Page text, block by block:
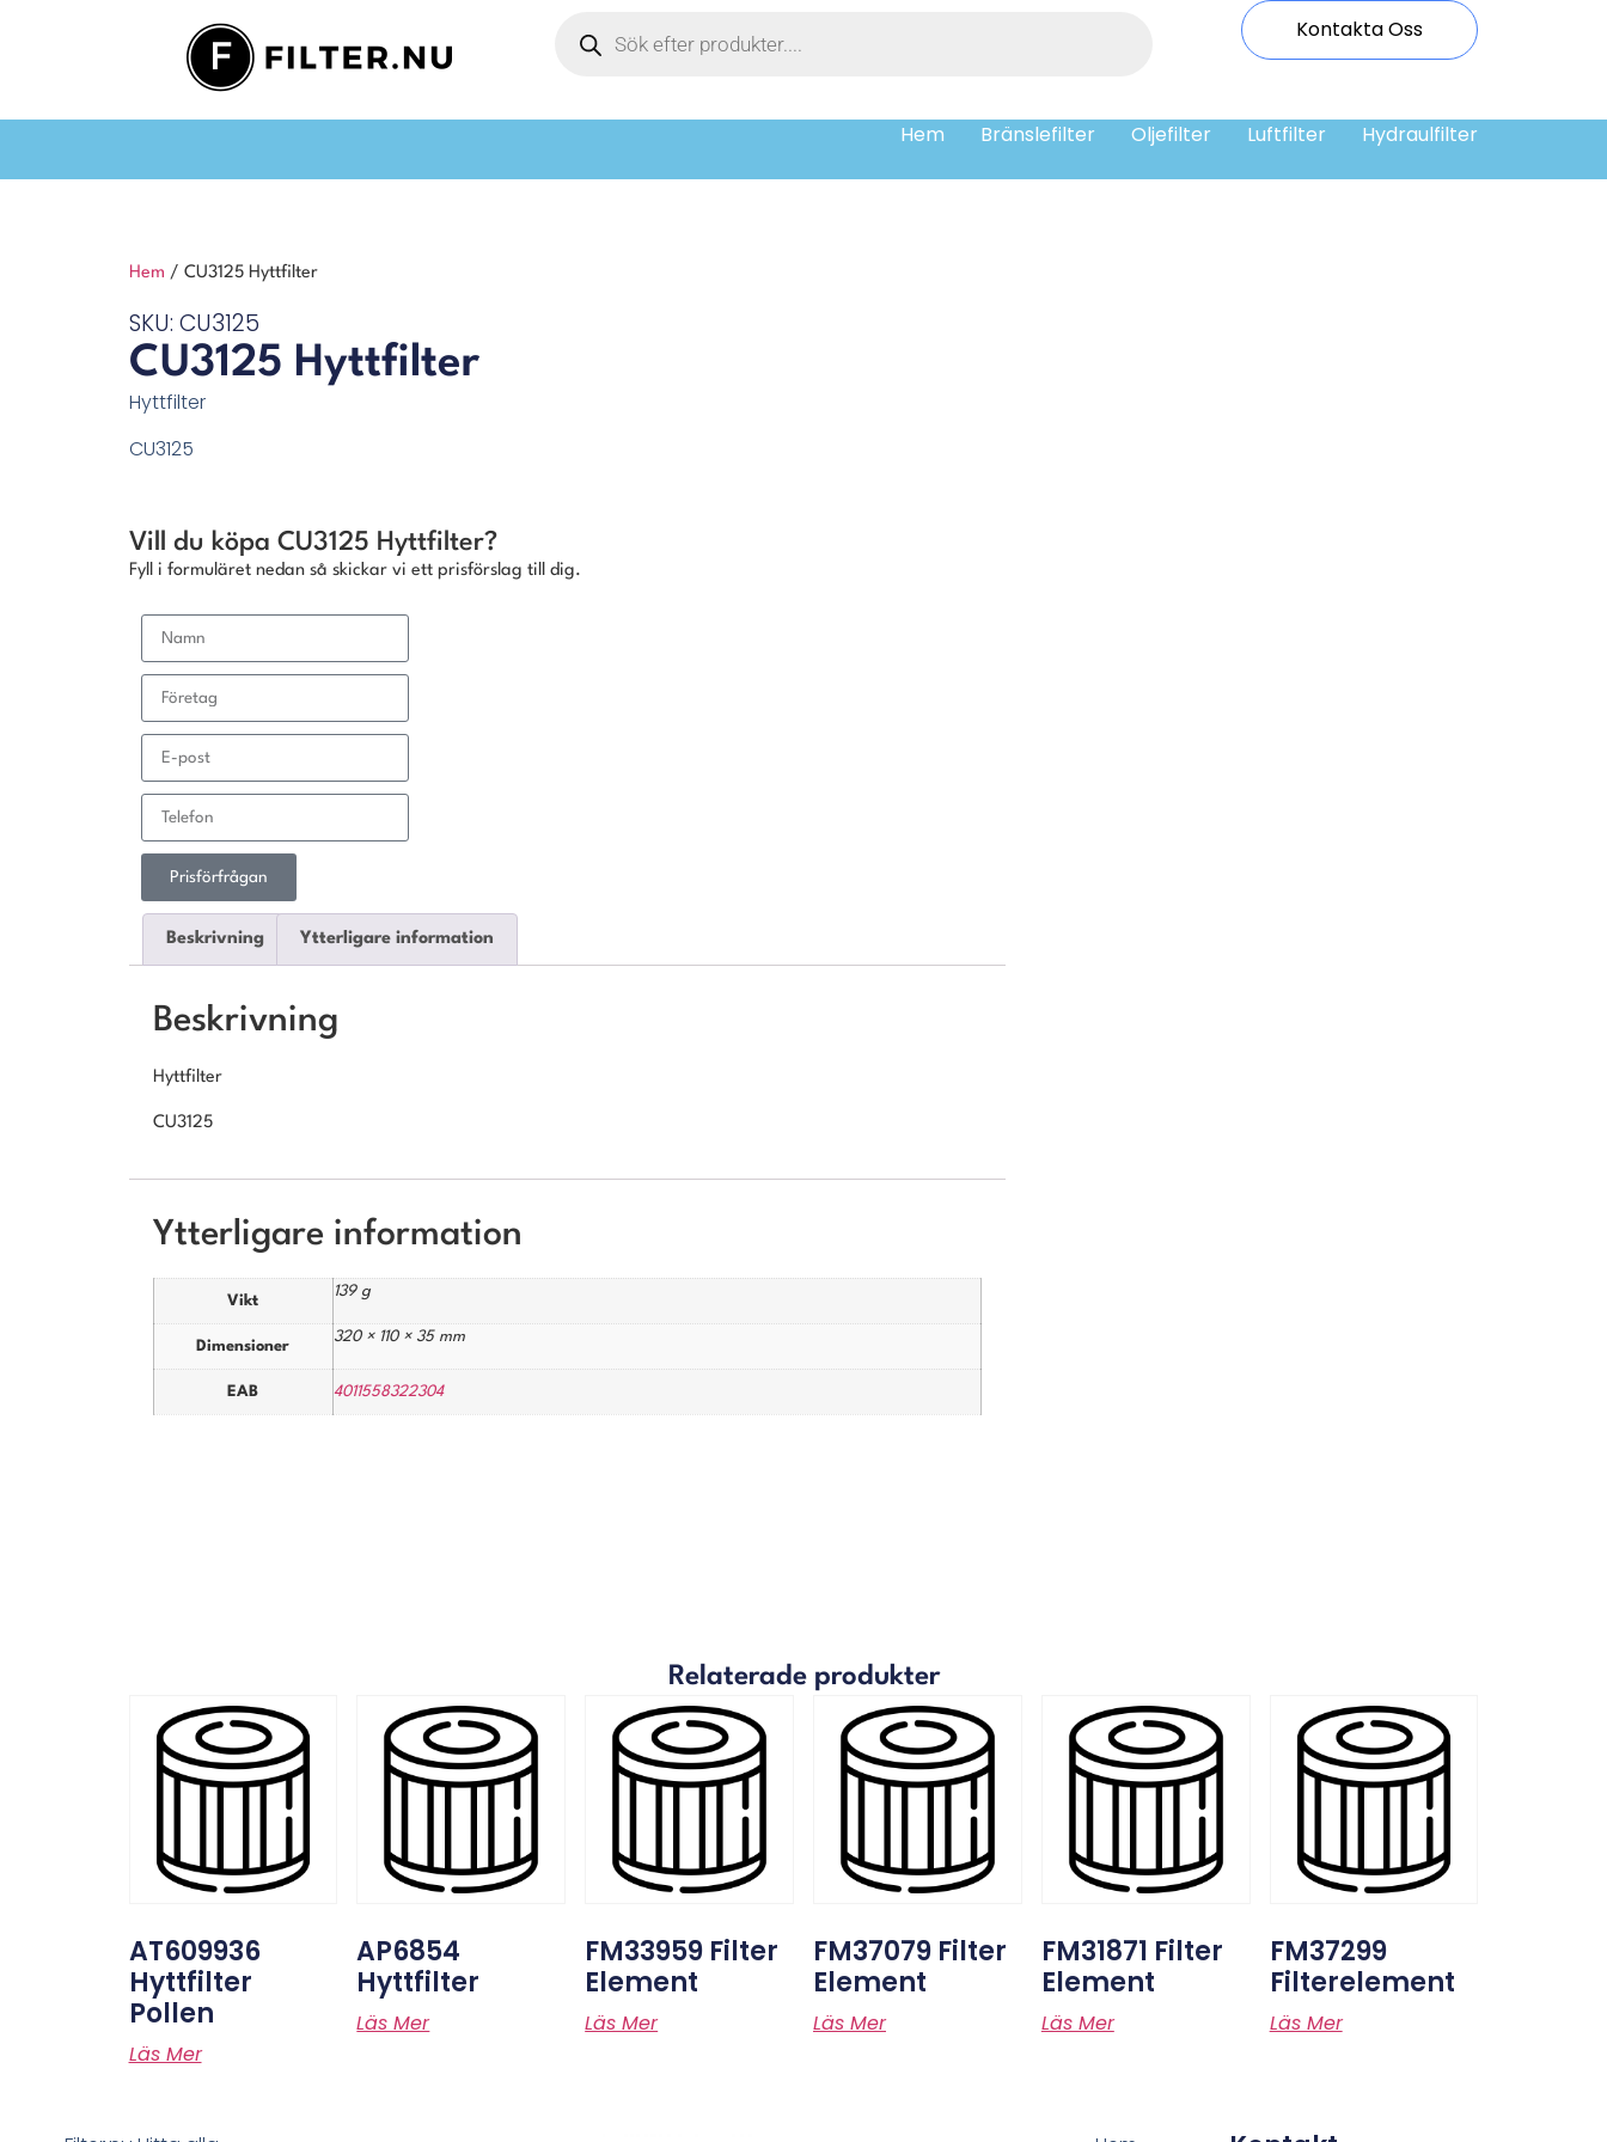
Kontakta Oss
Hem Bränslefilter Oljefilter Luftfilter Hydraulfilter
Hem / CU3125 Hyttfilter
SKU: CU3125
CU3125 Hyttfilter
Hyttfilter
CU3125
Vill du köpa CU3125 Hyttfilter?
Fyll i formuläret nedan så skickar vi ett prisförslag till dig.
Prisförfrågan
Beskrivning Ytterligare information
Beskrivning
Hyttfilter
CU3125
Ytterligare information
Vikt
139 g
Dimensioner
320 × 110 × 35 mm
EAB 4011558322304
Relaterade produkter
AT609936
Hyttfilter
Pollen
Läs Mer
AP6854
Hyttfilter
Läs Mer
FM33959 Filter
Element
Läs Mer
FM37079 Filter
Element
Läs Mer
FM31871 Filter
Element
Läs Mer
FM37299
Filterelement
Läs Mer